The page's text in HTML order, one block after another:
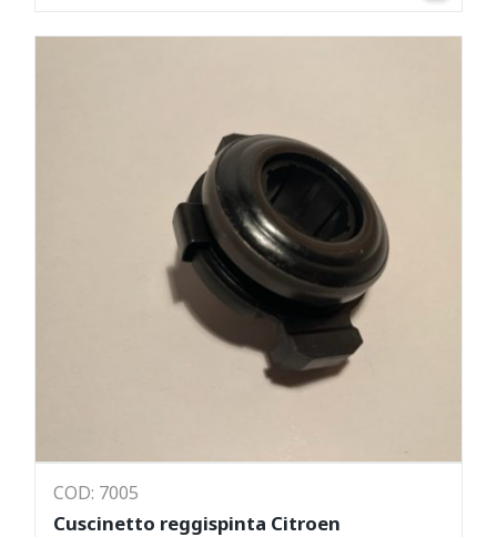
COD: 7005
Cuscinetto reggispinta Citroen